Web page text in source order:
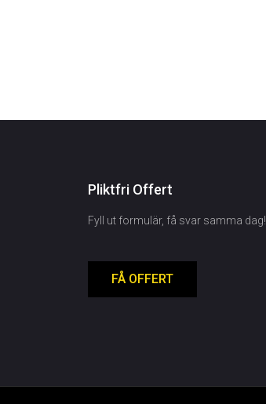
Pliktfri Offert
Fyll ut formulär, få svar samma dag!
FÅ OFFERT